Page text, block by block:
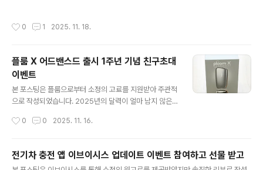
럼 고속 충전이 필수인 환경에서는 단순히 충전만 가능한
에서 케이블이 길게 늘어져 있는 모습은 보기에도 지저분
하고, 사용하지 않을 때마다 정리하는 것도 번거롭습니다.
이러한 문제를 해결하기 위해 등장한 제품이 바로 오토반
미니 C to C 고속충전 릴 케이블입니다. 이 제품은 내장 자
한 1M 릴 구조, C-TYPE 단자..
0 1 2025. 11. 18.
플룸 X 어드밴스드 출시 1주년 기념 친구초대
이벤트
본 포스팅은 플룸으로부터 소정의 고료를 지원받아 주관적
으로 작성되었습니다. 2025년의 달력이 얼마 남지 않은 1
되었습니다. 이미 궐련형 전자담배 플룸X 어드밴스드를 사
볼 수 있는 이벤트인데요, 이번만큼은 절대 놓쳐서는 안 될
혜택이 가득합니다. 특히 기존회원과 신규회원 모두가 10
0 0 2025. 11. 16.
전기차 충전 앱 이브이시스 업데이트 이벤트 참여하고 선물 받고